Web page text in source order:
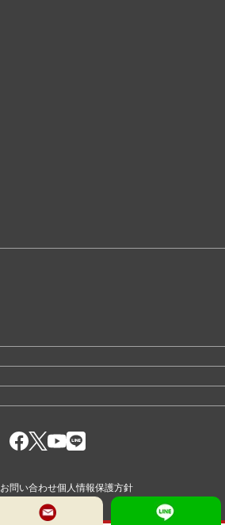
お問い合わせ個人情報保護方針